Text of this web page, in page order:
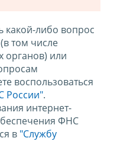
какой-либо вопрос
том числе
органов) или
воспользоваться
России".
интернет-
ФНС
в "Службу